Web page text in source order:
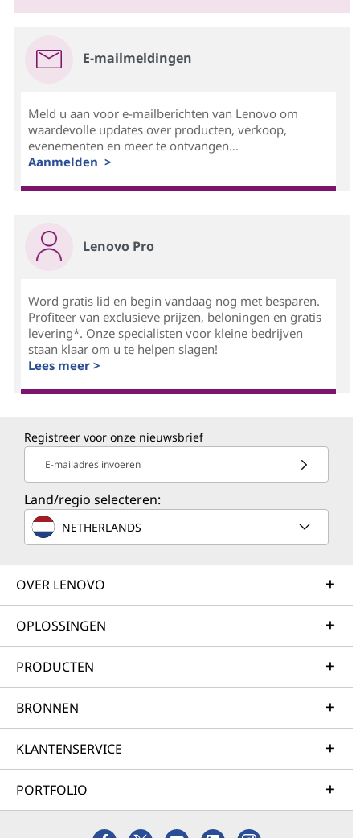
E-mailmeldingen
Meld u aan voor e-mailberichten van Lenovo om
waardevolle updates over producten, verkoop,
evenementen en meer te ontvangen...
Aanmelden >
Lenovo Pro
Word gratis lid en begin vandaag nog met besparen.
Profiteer van exclusieve prijzen, beloningen en gratis
levering*. Onze specialisten voor kleine bedrijven
staan klaar om u te helpen slagen!
Lees meer >
Registreer voor onze nieuwsbrief
E-mailadres invoeren
Land/regio selecteren:
NETHERLANDS
OVER LENOVO
OPLOSSINGEN
PRODUCTEN
BRONNEN
KLANTENSERVICE
PORTFOLIO